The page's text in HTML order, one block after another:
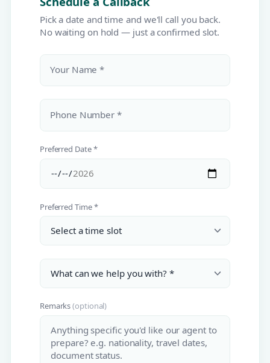
Pick a date and time and we'll call you back.
No waiting on hold — just a confirmed slot.
Your Name *
Phone Number *
Preferred Date *
Preferred Time *
Remarks(optional)